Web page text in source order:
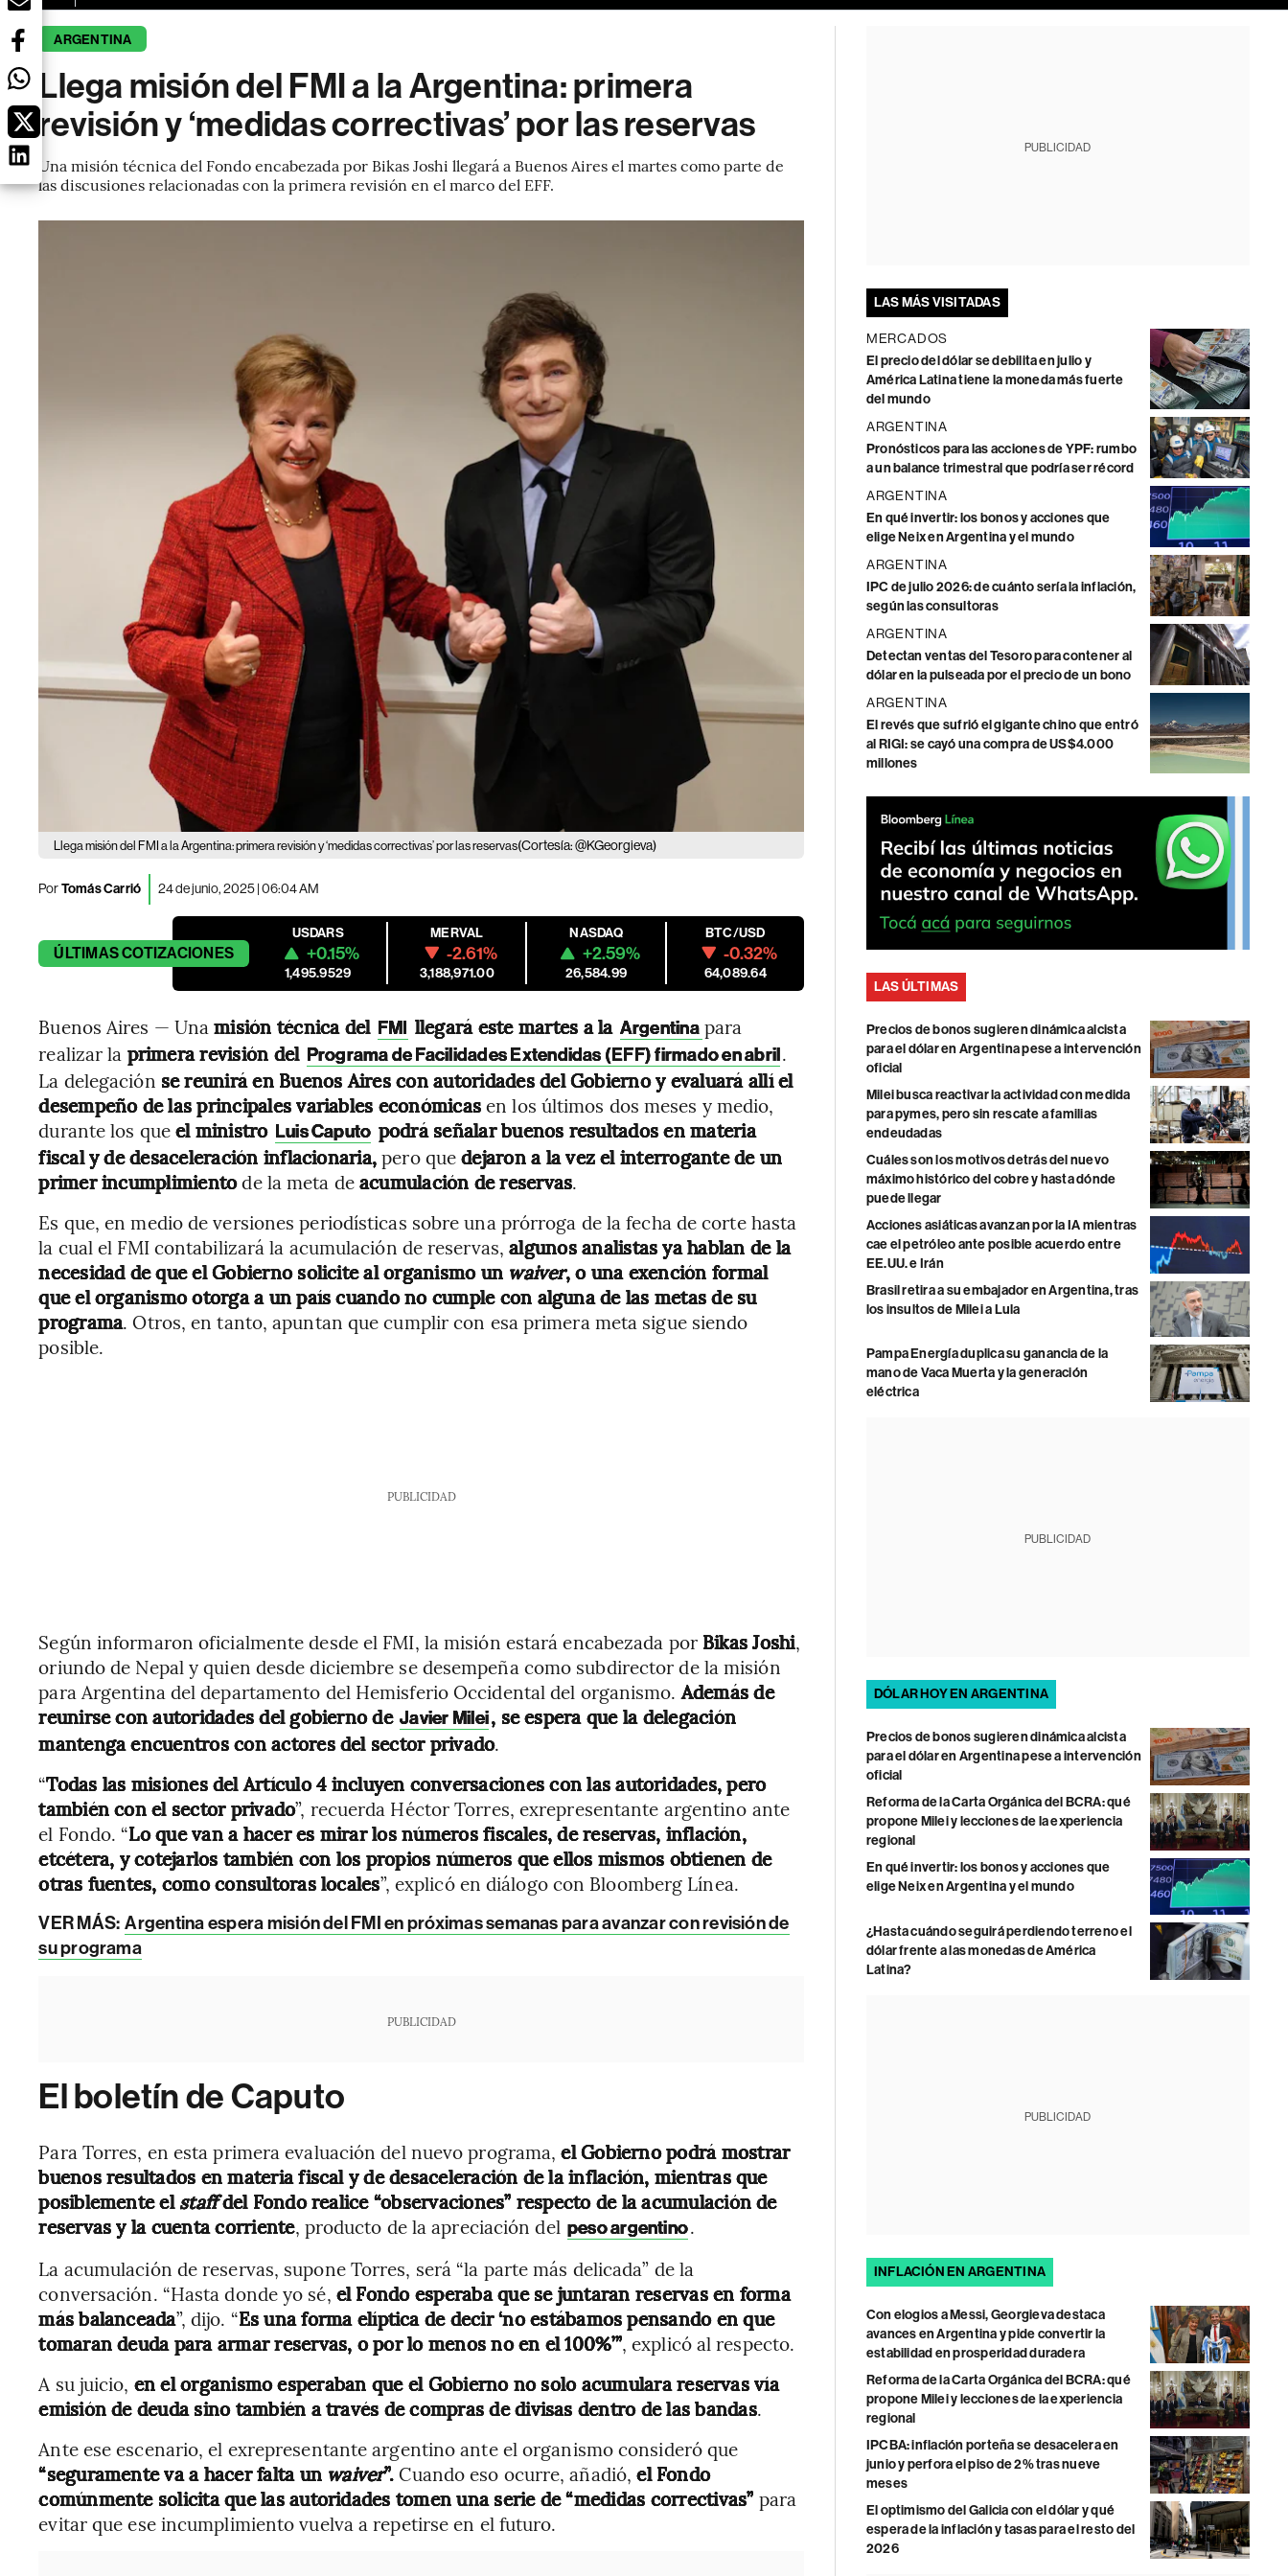
ARGENTINA
Llega misión del FMI a la Argentina: primera
revisión y ‘medidas correctivas’ por las reservas
Una misión técnica del Fondo encabezada por Bikas Joshi llegará a Buenos Aires el martes como parte de
las discusiones relacionadas con la primera revisión en el marco del EFF.
Llega misión del FMI a la Argentina: primera revisión y ‘medidas correctivas’ por las reservas(Cortesía: @KGeorgieva)
PorTomás Carrió 24 de junio, 2025 | 06:04 AM
ÚLTIMASCOTIZACIONES
USDARS
+0.15%
1,495.9529
MERVAL
-2.61%
3,188,971.00
NASDAQ
+2.59%
26,584.99
BTC/USD
-0.32%
64,089.64
Buenos Aires — Unamisión técnica del FMI llegará este martes a la Argentina para
realizar la primera revisión del Programa de Facilidades Extendidas (EFF) firmado en abril.
La delegación se reunirá en Buenos Aires con autoridades del Gobierno y evaluará allí el
desempeño de las principales variables económicasen los últimos dos meses y medio,
durante los queel ministro Luis Caputo podrá señalar buenos resultados en materia
fiscal y de desaceleración inflacionaria,pero quedejaron a la vez el interrogante de un
primer incumplimientode la meta deacumulación de reservas.
Es que, en medio de versiones periodísticas sobre una prórroga de la fecha de corte hasta
la cual el FMI contabilizará la acumulación de reservas, algunos analistas ya hablan de la
necesidad de que el Gobierno solicite al organismo un waiver, o una exención formal
que el organismo otorga a un país cuando no cumple con alguna de las metas de su
programa. Otros, en tanto, apuntan que cumplir con esa primera meta sigue siendo
posible.
PUBLICIDAD
Según informaron oficialmente desde el FMI, la misión estará encabezada por Bikas Joshi,
oriundo de Nepal y quien desde diciembre se desempeña como subdirector de la misión
para Argentina del departamento del Hemisferio Occidental del organismo.Además de
reunirse con autoridades del gobierno de Javier Milei, se espera que la delegación
mantenga encuentros con actores del sector privado.
“Todas las misiones del Artículo 4 incluyen conversaciones con las autoridades, pero
también con el sector privado”, recuerda Héctor Torres, exrepresentante argentino ante
el Fondo. “Lo que van a hacer es mirar los números fiscales, de reservas, inflación,
etcétera, y cotejarlos también con los propios números que ellos mismos obtienen de
otras fuentes, como consultoras locales”, explicó en diálogo con Bloomberg Línea.
VER MÁS: Argentina espera misión del FMI en próximas semanas para avanzar con revisión de
su programa
PUBLICIDAD
El boletín de Caputo
Para Torres, en esta primera evaluación del nuevo programa,el Gobierno podrá mostrar
buenos resultados en materia fiscal y de desaceleración de la inflación, mientras que
posiblemente elstaffdel Fondo realice “observaciones” respecto de la acumulación de
reservas y la cuenta corriente, producto de la apreciación del peso argentino.
La acumulación de reservas, supone Torres, será “la parte más delicada” de la
conversación. “Hasta donde yo sé, el Fondo esperaba que se juntaran reservas en forma
más balanceada”, dijo. “Es una forma elíptica de decir ‘no estábamos pensando en que
tomaran deuda para armar reservas, o por lo menos no en el 100%’”, explicó al respecto.
A su juicio, en el organismo esperaban que el Gobierno no solo acumulara reservas vía
emisión de deuda sino también a través de compras de divisas dentro de las bandas.
Ante ese escenario, el exrepresentante argentino ante el organismo consideró que
“seguramente va a hacer falta un waiver”. Cuando eso ocurre, añadió, el Fondo
comúnmente solicita que las autoridades tomen una serie de “medidas correctivas” para
evitar que ese incumplimiento vuelva a repetirse en el futuro.
PUBLICIDAD
LAS MÁS VISITADAS
MERCADOS
El precio del dólar se debilita en julio y
América Latina tiene la moneda más fuerte
del mundo
ARGENTINA
Pronósticos para las acciones de YPF: rumbo
a un balance trimestral que podría ser récord
ARGENTINA
En qué invertir: los bonos y acciones que
elige Neix en Argentina y el mundo
ARGENTINA
IPC de julio 2026: de cuánto sería la inflación,
según las consultoras
ARGENTINA
Detectan ventas del Tesoro para contener al
dólar en la pulseada por el precio de un bono
ARGENTINA
El revés que sufrió el gigante chino que entró
al RIGI: se cayó una compra de US$4.000
millones
LAS ÚLTIMAS
Precios de bonos sugieren dinámica alcista
para el dólar en Argentina pese a intervención
oficial
Milei busca reactivar la actividad con medida
para pymes, pero sin rescate a familias
endeudadas
Cuáles son los motivos detrás del nuevo
máximo histórico del cobre y hasta dónde
puede llegar
Acciones asiáticas avanzan por la IA mientras
cae el petróleo ante posible acuerdo entre
EE.UU. e Irán
Brasil retira a su embajador en Argentina, tras
los insultos de Milei a Lula
Pampa Energía duplica su ganancia de la
mano de Vaca Muerta y la generación
eléctrica
PUBLICIDAD
DÓLAR HOY EN ARGENTINA
Precios de bonos sugieren dinámica alcista
para el dólar en Argentina pese a intervención
oficial
Reforma de la Carta Orgánica del BCRA: qué
propone Milei y lecciones de la experiencia
regional
En qué invertir: los bonos y acciones que
elige Neix en Argentina y el mundo
¿Hasta cuándo seguirá perdiendo terreno el
dólar frente a las monedas de América
Latina?
PUBLICIDAD
INFLACIÓN EN ARGENTINA
Con elogios a Messi, Georgieva destaca
avances en Argentina y pide convertir la
estabilidad en prosperidad duradera
Reforma de la Carta Orgánica del BCRA: qué
propone Milei y lecciones de la experiencia
regional
IPCBA: inflación porteña se desacelera en
junio y perfora el piso de 2% tras nueve
meses
El optimismo del Galicia con el dólar y qué
espera de la inflación y tasas para el resto del
2026